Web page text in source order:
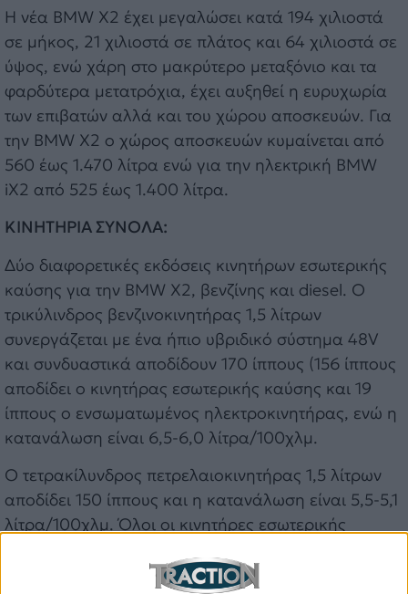
Η νέα BMW X2 έχει μεγαλώσει κατά 194 χιλιοστά
σε μήκος, 21 χιλιοστά σε πλάτος και 64 χιλιοστά σε
ύψος, ενώ χάρη στο μακρύτερο μεταξόνιο και τα
φαρδύτερα μετατρόχια, έχει αυξηθεί η ευρυχωρία
των επιβατών αλλά και του χώρου αποσκευών. Για
την BMW X2 ο χώρος αποσκευών κυμαίνεται από
560 έως 1.470 λίτρα ενώ για την ηλεκτρική BMW
iX2 από 525 έως 1.400 λίτρα.
ΚΙΝΗΤΗΡΙΑ ΣΥΝΟΛΑ:
Δύο διαφορετικές εκδόσεις κινητήρων εσωτερικής
καύσης για την BMW X2, βενζίνης και diesel. Ο
τρικύλινδρος βενζινοκινητήρας 1,5 λίτρων
συνεργάζεται με ένα ήπιο υβριδικό σύστημα 48V
και συνδυαστικά αποδίδουν 170 ίππους (156 ίππους
αποδίδει ο κινητήρας εσωτερικής καύσης και 19
ίππους ο ενσωματωμένος ηλεκτροκινητήρας, ενώ η
κατανάλωση είναι 6,5-6,0 λίτρα/100χλμ.
Ο τετρακίλυνδρος πετρελαιοκινητήρας 1,5 λίτρων
αποδίδει 150 ίππους και η κατανάλωση είναι 5,5-5,1
λίτρα/100χλμ. Όλοι οι κινητήρες εσωτερικής
σχέσεων Steptronic, διπλού συμπλέκτη.